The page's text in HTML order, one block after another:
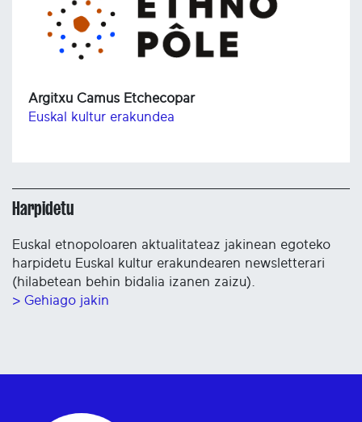
Argitxu Camus Etchecopar
Euskal kultur erakundea
Harpidetu
Euskal etnopoloaren aktualitateaz jakinean egoteko
harpidetu Euskal kultur erakundearen newsletterari
(hilabetean behin bidalia izanen zaizu).
> Gehiago jakin